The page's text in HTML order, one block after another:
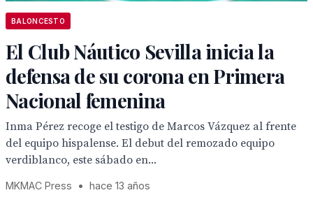
BALONCESTO
El Club Náutico Sevilla inicia la
defensa de su corona en Primera
Nacional femenina
Inma Pérez recoge el testigo de Marcos Vázquez al frente
del equipo hispalense. El debut del remozado equipo
verdiblanco, este sábado en...
MKMAC Press • hace 13 años